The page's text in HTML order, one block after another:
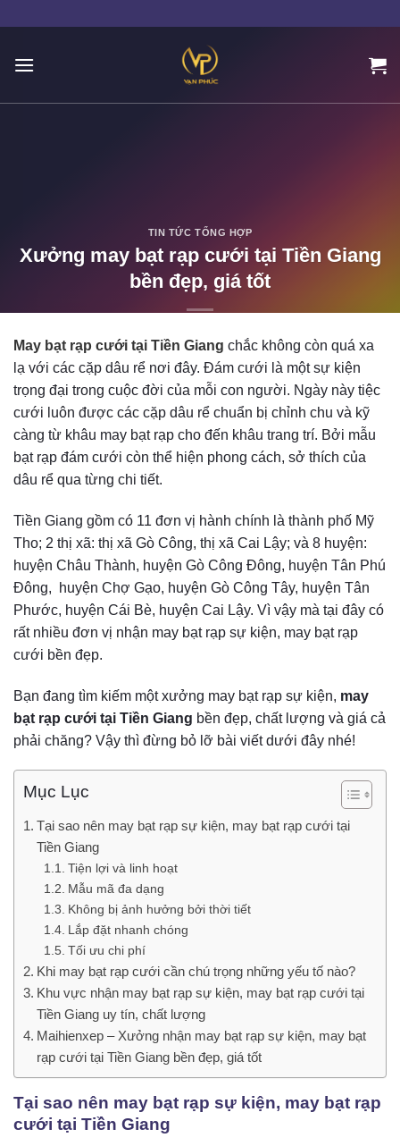
TIN TỨC TỔNG HỢP
Xưởng may bạt rạp cưới tại Tiền Giang
bền đẹp, giá tốt
May bạt rạp cưới tại Tiền Giang chắc không còn quá xa
lạ với các cặp dâu rể nơi đây. Đám cưới là một sự kiện
trọng đại trong cuộc đời của mỗi con người. Ngày này tiệc
cưới luôn được các cặp dâu rể chuẩn bị chỉnh chu và kỹ
càng từ khâu may bạt rạp cho đến khâu trang trí. Bởi mẫu
bạt rạp đám cưới còn thể hiện phong cách, sở thích của
dâu rể qua từng chi tiết.
Tiền Giang gồm có 11 đơn vị hành chính là thành phố Mỹ
Tho; 2 thị xã: thị xã Gò Công, thị xã Cai Lậy; và 8 huyện:
huyện Châu Thành, huyện Gò Công Đông, huyện Tân Phú
Đông, huyện Chợ Gạo, huyện Gò Công Tây, huyện Tân
Phước, huyện Cái Bè, huyện Cai Lậy. Vì vậy mà tại đây có
rất nhiều đơn vị nhận may bạt rạp sự kiện, may bạt rạp
cưới bền đẹp.
Bạn đang tìm kiếm một xưởng may bạt rạp sự kiện, may
bạt rạp cưới tại Tiền Giang bền đẹp, chất lượng và giá cả
phải chăng? Vậy thì đừng bỏ lỡ bài viết dưới đây nhé!
Mục Lục
Tại sao nên may bạt rạp sự kiện, may bạt rạp cưới tại
Tiền Giang
Tiện lợi và linh hoạt
Mẫu mã đa dạng
Không bị ảnh hưởng bởi thời tiết
Lắp đặt nhanh chóng
Tối ưu chi phí
Khi may bạt rạp cưới cần chú trọng những yếu tố nào?
Khu vực nhận may bạt rạp sự kiện, may bạt rạp cưới tại
Tiền Giang uy tín, chất lượng
Maihienxep – Xưởng nhận may bạt rạp sự kiện, may bạt
rạp cưới tại Tiền Giang bền đẹp, giá tốt
Tại sao nên may bạt rạp sự kiện, may bạt rạp
cưới tại Tiền Giang